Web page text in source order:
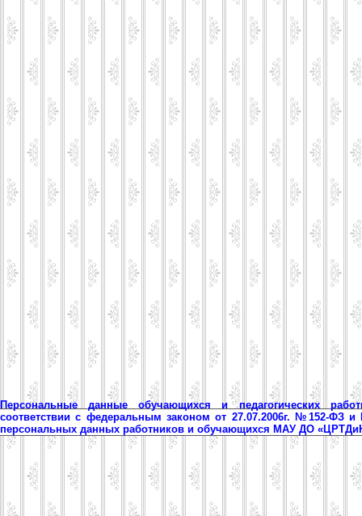
Персональные данные обучающихся и педагогических
соответствии с федеральным законом от 27.07.2006г. №152-ФЗ
персональных данных работников и обучающихся МАУ ДО